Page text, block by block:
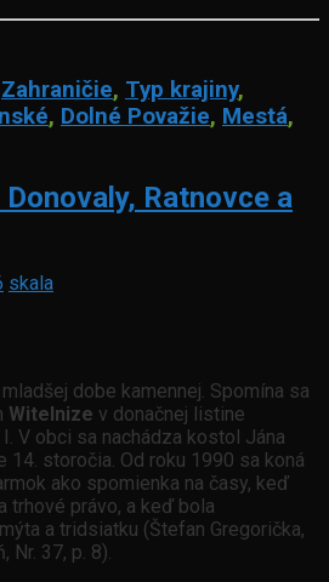
Zahraničie, Typ krajiny,
, Dolné Považie, Mestá,
Ratnovce a
skala
dobe kamennej. Spomína sa
Witelnize v donačnej listine
V obci sa nachádza kostol Jána
storočia. Od roku 1990 sa koná
ako spomienka na časy, keď
trhové právo, a keď bola
a tridsiatku (Štefan Gregorička,
Nr. 37, p. 8).